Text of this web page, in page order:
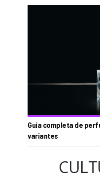
Guía completa de
variantes